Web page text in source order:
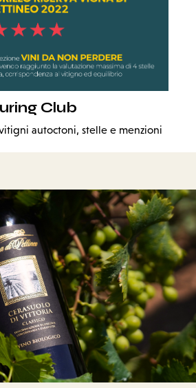
Club
autoctoni, stelle e menzioni